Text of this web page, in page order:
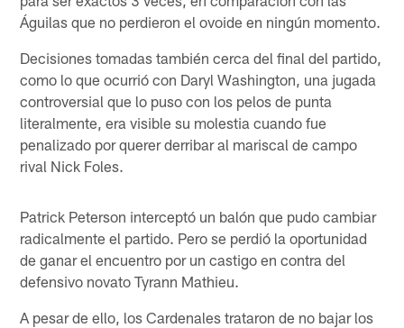
Águilas que no perdieron el ovoide en ningún momento.
Decisiones tomadas también cerca del final del partido,
como lo que ocurrió con Daryl Washington, una jugada
controversial que lo puso con los pelos de punta
literalmente, era visible su molestia cuando fue
penalizado por querer derribar al mariscal de campo
rival Nick Foles.
Patrick Peterson interceptó un balón que pudo cambiar
radicalmente el partido. Pero se perdió la oportunidad
de ganar el encuentro por un castigo en contra del
defensivo novato Tyrann Mathieu.
A pesar de ello, los Cardenales trataron de no bajar los